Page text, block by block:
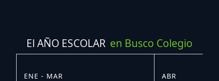
El AÑO ESCOLAR en Busco Colegio
ENE - MAR ABR